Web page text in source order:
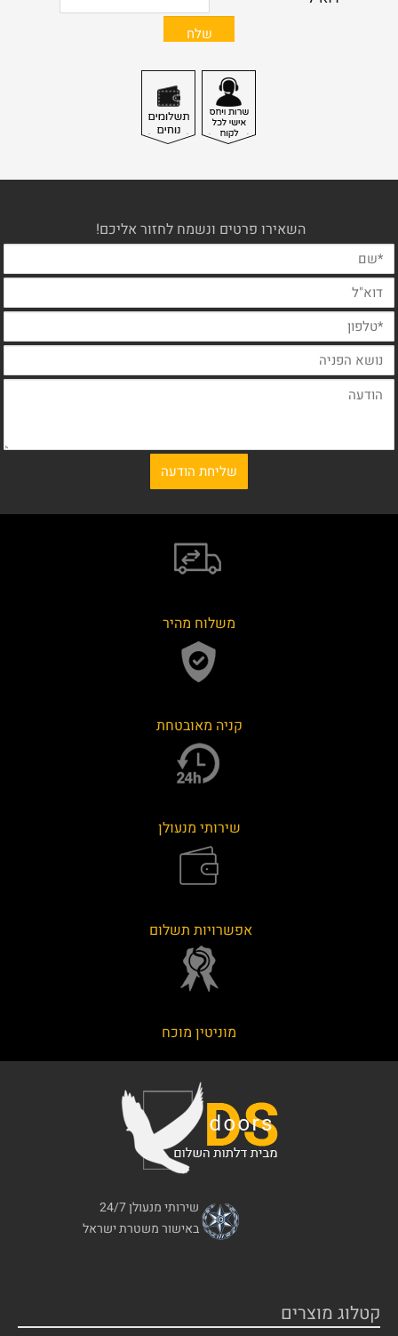
השאירו פרטים ונשמח לחזור אליכם!
משלוח מהיר
קניה מאובטחת
שירותי מנעולן
אפשרויות תשלום
מוניטין מוכח
שירותי מנעולן 24/7
באישור משטרת ישראל
קטלוג מוצרים